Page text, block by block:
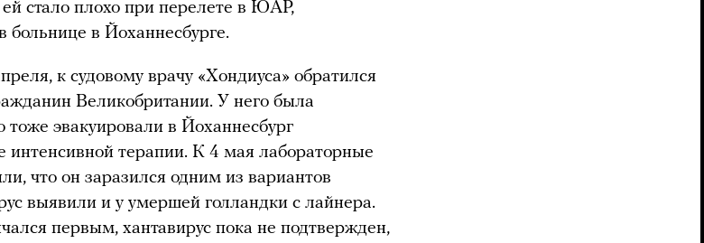
стало плохо при перелете в ЮАР,
больнице в Йоханнесбурге.
к судовому врачу «Хондиуса» обратился
Великобритании. У него была
эвакуировали в Йоханнесбург
интенсивной терапии. К 4 мая лабораторные
что он заразился одним из вариантов
выявили и у умершей голландки с лайнера.
первым, хантавирус пока не подтвержден,